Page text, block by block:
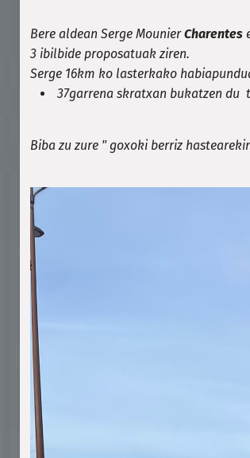
Bere aldean Serge MounierCharentes
3 ibilbide proposatuak ziren.
Serge 16km ko lasterkako
37garrena skratxan bukatzen du
Biba zu zure " goxoki berriz